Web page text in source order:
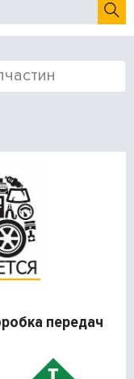
передач